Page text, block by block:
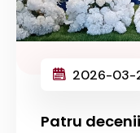
2026-03-
Patru